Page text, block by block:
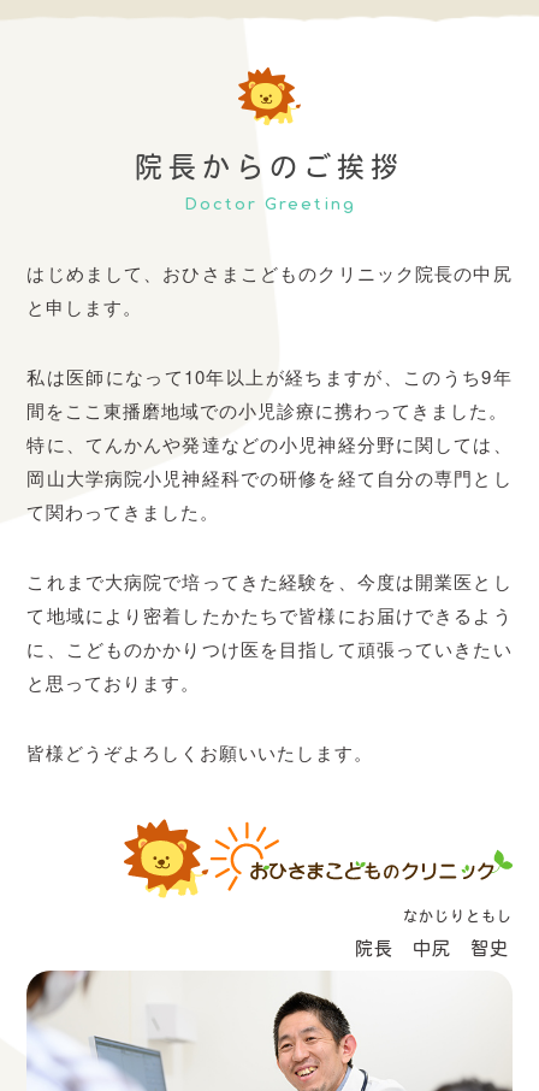
院長からのご挨拶
Doctor Greeting
はじめまして、おひさまこどものクリニック院長の中尻
と申します。
私は医師になって10年以上が経ちますが、このうち9年
間をここ東播磨地域での小児診療に携わってきました。
特に、てんかんや発達などの小児神経分野に関しては、
岡山大学病院小児神経科での研修を経て自分の専門とし
て関わってきました。
これまで大病院で培ってきた経験を、今度は開業医とし
て地域により密着したかたちで皆様にお届けできるよう
に、こどものかかりつけ医を目指して頑張っていきたい
と思っております。
皆様どうぞよろしくお願いいたします。
院長 中尻 智史
なかじりともし